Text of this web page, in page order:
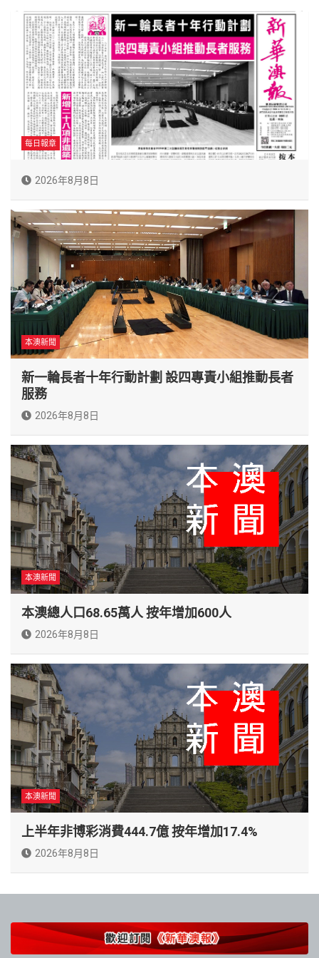
每日報章
2026年8月8日
本澳新聞
新一輪長者十年行動計劃 設四專責小組推動長者
服務
2026年8月8日
本澳新聞
本澳總人口68.65萬人 按年增加600人
2026年8月8日
本澳新聞
上半年非博彩消費444.7億 按年增加17.4%
2026年8月8日